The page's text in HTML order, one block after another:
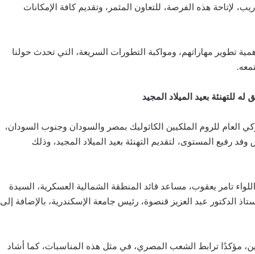
هذه الفرصة، للتعاون المثمر، وتقديم كافة الإمكانات
تطوير مهاراتهم، ومواكبة التطورات السريعة، التي تحدث حولنا
للتهنئة بعيد الميلاد المجيد
للروم الملكيين الكاثوليك بمصر والسودان وجنوب السودان،
رفيع المستوى، لتقديم التهنئة بعيد الميلاد المجيد، وذلك
تامر يعقوب، مساعد قائد المنطقة الشمالية العسكرية، السيدة
الدكتور عبد العزيز قنصوة، رئيس جامعة الإسكندرية، بالإضافة إلى
مؤكدًا ترابط الشعب المصري، في مثل هذه المناسبات، كما أشاد